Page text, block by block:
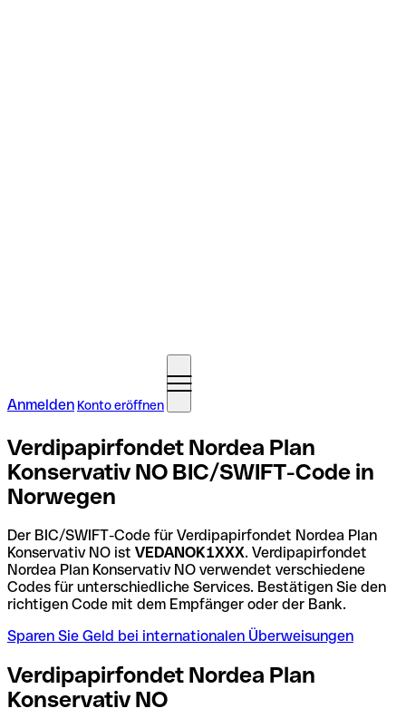
Anmelden Konto eröffnen
Verdipapirfondet Nordea Plan
Konservativ NO BIC/SWIFT-Code in
Norwegen
Der BIC/SWIFT-Code für Verdipapirfondet Nordea Plan
Konservativ NO ist VEDANOK1XXX. Verdipapirfondet
Nordea Plan Konservativ NO verwendet verschiedene
Codes für unterschiedliche Services. Bestätigen Sie den
richtigen Code mit dem Empfänger oder der Bank.
Sparen Sie Geld bei internationalen Überweisungen
Verdipapirfondet Nordea Plan
Konservativ NO